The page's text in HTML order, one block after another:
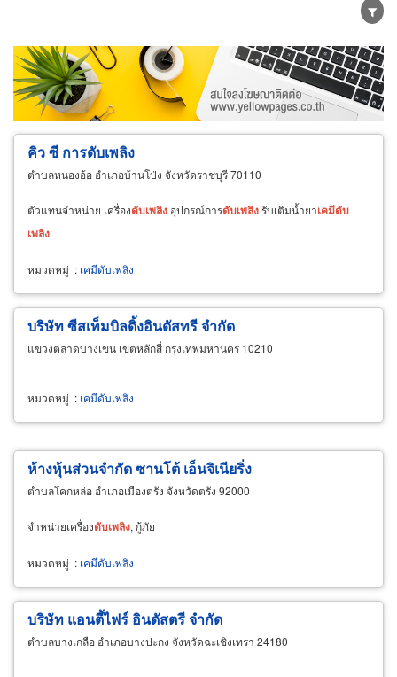
ขายส่ง ขายปลีก ผู้ผลิต
ตัวแทนจัดจำหน่าย
ผู้ส่งออก/นำเข้า
ธุรกิจบริการ
คิว ซี การดับเพลิง
ตำบลหนองอ้อ อำเภอบ้านโป่ง จังหวัดราชบุรี 70110
ตัวแทนจำหน่าย เครื่องดับเพลิง อุปกรณ์การดับเพลิง รับเติมน้ำยาเคมีดับ
เพลิง
หมวดหมู่ : เคมีดับเพลิง
บริษัท ซีสเท็มบิลดิ้งอินดัสทรี จำกัด
แขวงตลาดบางเขน เขตหลักสี่ กรุงเทพมหานคร 10210
หมวดหมู่ : เคมีดับเพลิง
ห้างหุ้นส่วนจำกัด ซานโต้ เอ็นจิเนียริ่ง
ตำบลโคกหล่อ อำเภอเมืองตรัง จังหวัดตรัง 92000
จำหน่ายเครื่องดับเพลิง, กู้ภัย
หมวดหมู่ : เคมีดับเพลิง
บริษัท แอนตี้ไฟร์ อินดัสตรี จำกัด
ตำบลบางเกลือ อำเภอบางปะกง จังหวัดฉะเชิงเทรา 24180